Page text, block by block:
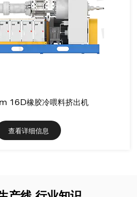
16D橡胶冷喂料挤出机
查看详细信息